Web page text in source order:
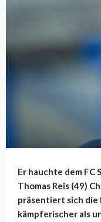
Er hauchte dem FC
Thomas Reis (49)
präsentiert sich die
kämpferischer als